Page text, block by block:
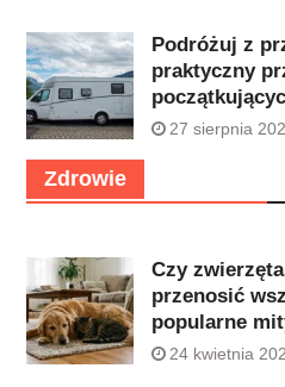
Podróżuj z
praktyczny
27 sierpnia
Zdrowie
Czy
przenosić
popularne
24 kwietnia